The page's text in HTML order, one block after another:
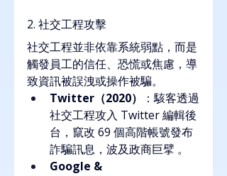
2. 社交工程攻擊
社交工程並非依靠系統弱點，而是
觸發員工的信任、恐慌或焦慮，導
致資訊被誤洩或操作被騙。
Twitter（2020）
：駭客透過
社交工程攻入 Twitter 編輯後
台，竄改 69 個高階帳號發布
詐騙訊息，波及政商巨擘 。
Google &